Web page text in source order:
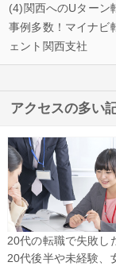
(4)関西へのUターン
事例多数！マイナビ
ェント関西支社
アクセスの多い
20代の転職で失敗し
20代後半や未経験、